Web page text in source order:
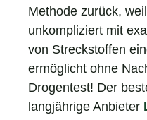
Methode zurück,
unkompliziert mit
von Streckstoffen
ermöglicht ohne
Drogentest! Der
langjährige Anbieter